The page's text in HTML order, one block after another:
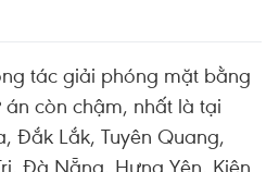
tác giải phóng mặt bằng
còn chậm, nhất là tại
Đắk Lắk, Tuyên Quang,
Đà Nẵng, Hưng Yên, Kiên